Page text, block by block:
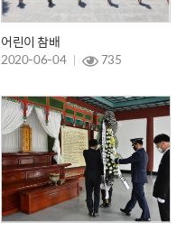
어린이 참배
2020-06-04 735